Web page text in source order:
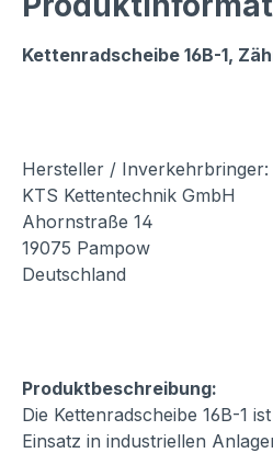
Kettenradscheibe 16B-1,
Hersteller / Inverkehrbringer:
KTS Kettentechnik GmbH
Ahornstraße 14
19075 Pampow
Deutschland
Produktbeschreibung:
Die Kettenradscheibe 16B-1
Einsatz in industriellen